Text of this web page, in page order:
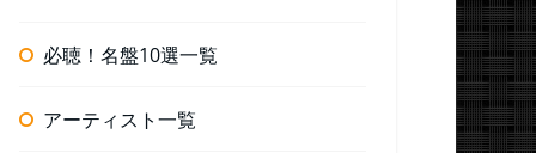
必聴！名盤10選一覧
アーティスト一覧